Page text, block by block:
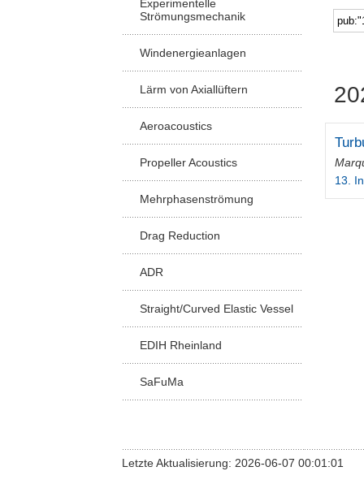
Experimentelle
Strömungsmechanik
Windenergieanlagen
Lärm von Axiallüftern
Aeroacoustics
Propeller Acoustics
Mehrphasenströmung
Drag Reduction
ADR
Straight/Curved Elastic Vessel
EDIH Rheinland
SaFuMa
13.
Letzte Aktualisierung: 2026-06-07 00:01:01